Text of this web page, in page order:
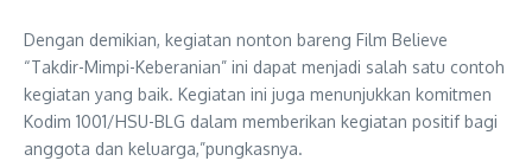
Dengan demikian, kegiatan nonton bareng Film Believe
“Takdir-Mimpi-Keberanian” ini dapat menjadi salah satu contoh
kegiatan yang baik. Kegiatan ini juga menunjukkan komitmen
Kodim 1001/HSU-BLG dalam memberikan kegiatan positif bagi
anggota dan keluarga,”pungkasnya.